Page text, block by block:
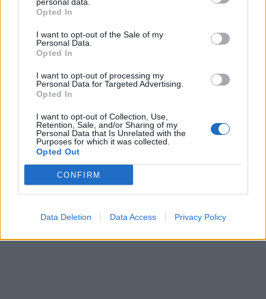
Opted In
I want to opt-out of the Sale of my
Personal Data.
Opted In
I want to opt-out of processing my
Personal Data for Targeted Advertising.
Opted In
I want to opt-out of Collection, Use,
Retention, Sale, and/or Sharing of my
Personal Data that Is Unrelated with the
Purposes for which it was collected.
Opted Out
CONFIRM
Data Deletion Data Access Privacy Policy
Bertel O. Steen: Nytt flaggskip på over
8000 kvadratmeter